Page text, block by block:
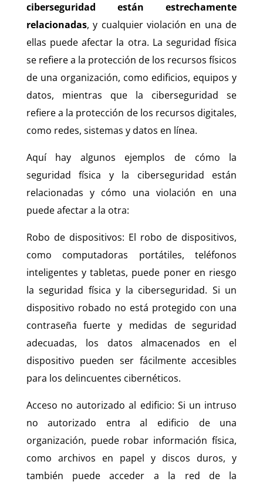
ciberseguridad están estrechamente
relacionadas, y cualquier violación en una de
ellas puede afectar la otra. La seguridad física
se refiere a la protección de los recursos físicos
de una organización, como edificios, equipos y
datos, mientras que la ciberseguridad se
refiere a la protección de los recursos digitales,
como redes, sistemas y datos en línea.
Aquí hay algunos ejemplos de cómo la
seguridad física y la ciberseguridad están
relacionadas y cómo una violación en una
puede afectar a la otra:
Robo de dispositivos: El robo de dispositivos,
como computadoras portátiles, teléfonos
inteligentes y tabletas, puede poner en riesgo
la seguridad física y la ciberseguridad. Si un
dispositivo robado no está protegido con una
contraseña fuerte y medidas de seguridad
adecuadas, los datos almacenados en el
dispositivo pueden ser fácilmente accesibles
para los delincuentes cibernéticos.
Acceso no autorizado al edificio: Si un intruso
no autorizado entra al edificio de una
organización, puede robar información física,
como archivos en papel y discos duros, y
también puede acceder a la red de la